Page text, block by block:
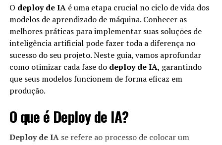
O deploy de IAé uma etapa crucial no ciclo de vida dos
modelos de aprendizado de máquina. Conhecer as
melhores práticas para implementar suas soluções de
inteligência artificial pode fazer toda a diferença no
sucesso do seu projeto. Neste guia, vamos aprofundar
como otimizar cada fase do deploy de IA, garantindo
que seus modelos funcionem de forma eficaz em
produção.
O que é Deploy de IA?
Deploy de IAse refere ao processo de colocar um